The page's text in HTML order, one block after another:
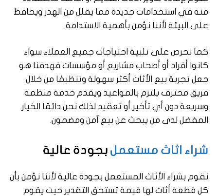
منه في استخدامات جديدة مما يقلل من الهدر ويحافظ
على البيئة لأننا نؤمن بأهمية الاستدامة.
كما نحرص على تلبية احتياجات جميع العملاء سواء
كانوا أفراد أو أصحاب مشاريع أو مؤسسات فهدفنا هو
جعل تجربة بيع الأثاث أكثر سهولة وتنظيمًا من خلال
فريق محترف يلتزم بالمواعيد ويقدم خدمة منظمة
وسريعة دون أي تأخير أو تعقيد لذلك نحن دائمًا الخيار
المفضل لدى من يبحث عن بيع آمن ومضمون.
شراء اثاث مستعمل بجودة عالية
نقوم بشراء الأثاث المستعمل بجودة عالية لأننا نؤمن بأن
كل قطعة أثاث لها قيمة تستحق التقدير حيث يقوم